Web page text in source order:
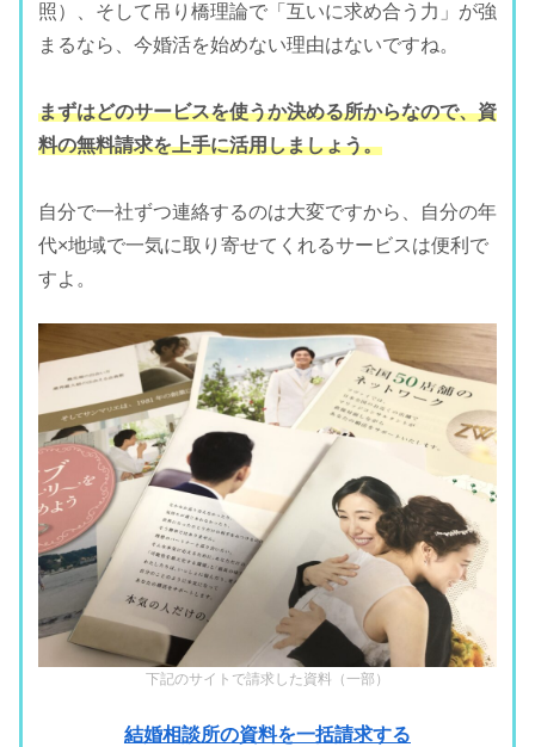
照）、そして吊り橋理論で「互いに求め合う力」が強
まるなら、今婚活を始めない理由はないですね。
まずはどのサービスを使うか決める所からなので、資
料の無料請求を上手に活用しましょう。
自分で一社ずつ連絡するのは大変ですから、自分の年
代×地域で一気に取り寄せてくれるサービスは便利で
すよ。
下記のサイトで請求した資料（一部）
結婚相談所の資料を一括請求する